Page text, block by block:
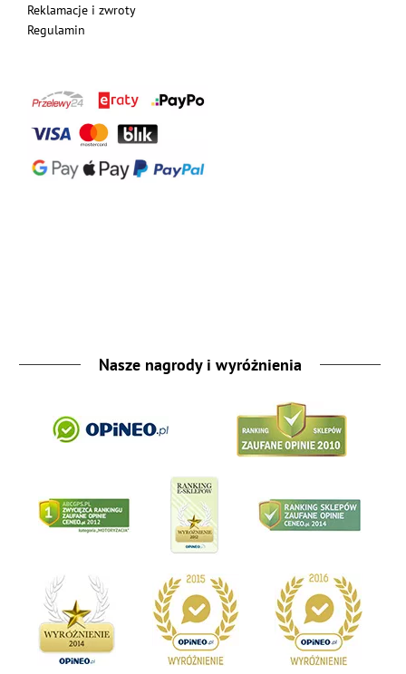
Reklamacje i zwroty
Regulamin
Nasze nagrody i wyróżnienia